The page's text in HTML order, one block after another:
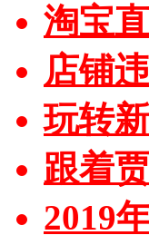
淘宝
店铺
玩转
跟着
2019